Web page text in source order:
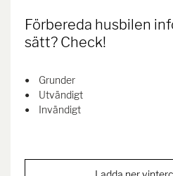
Förbereda husbilen
sätt? Check!
Grunder
Utvändigt
Invändigt